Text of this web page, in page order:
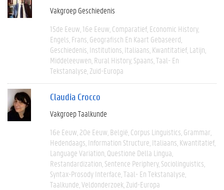
Vakgroep Geschiedenis
15de Eeuw 16e Eeuw Comparatief Economic History
Engels Frans Geografisch En Kaart Gebaseerd
Geschiedenis Institutions Italiaans Kwantitatief Latijn
Middeleeuwen Rural History Spaans Taal- En
Tekstanalyse Zuid-Europa
Claudia Crocco
Vakgroep Taalkunde
16e Eeuw 20e Eeuw België Corpus Linguistics Grammar
Hedendaags Information Structure Italiaans Kwantitatief
Language Variation Questione Della Lingua
Restandardization Sentence Periphery Sociolinguistics
Syntax-Prosody Interface Taal- En Tekstanalyse
Taalkunde Veldonderzoek Zuid-Europa